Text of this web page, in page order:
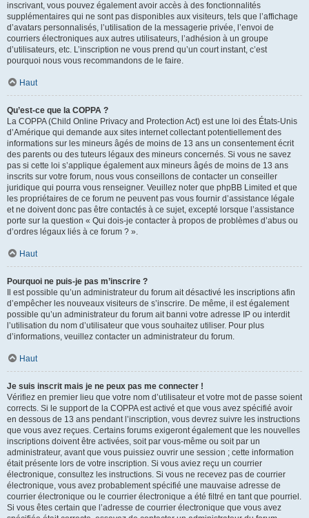
inscrivant, vous pouvez également avoir accès à des fonctionnalités
supplémentaires qui ne sont pas disponibles aux visiteurs, tels que l’affichage
d’avatars personnalisés, l’utilisation de la messagerie privée, l’envoi de
courriers électroniques aux autres utilisateurs, l’adhésion à un groupe
d’utilisateurs, etc. L’inscription ne vous prend qu’un court instant, c’est
pourquoi nous vous recommandons de le faire.
Haut
Qu’est-ce que la COPPA ?
La COPPA (Child Online Privacy and Protection Act) est une loi des États-Unis
d’Amérique qui demande aux sites internet collectant potentiellement des
informations sur les mineurs âgés de moins de 13 ans un consentement écrit
des parents ou des tuteurs légaux des mineurs concernés. Si vous ne savez
pas si cette loi s’applique également aux mineurs âgés de moins de 13 ans
inscrits sur votre forum, nous vous conseillons de contacter un conseiller
juridique qui pourra vous renseigner. Veuillez noter que phpBB Limited et que
les propriétaires de ce forum ne peuvent pas vous fournir d’assistance légale
et ne doivent donc pas être contactés à ce sujet, excepté lorsque l’assistance
porte sur la question « Qui dois-je contacter à propos de problèmes d’abus ou
d’ordres légaux liés à ce forum ? ».
Haut
Pourquoi ne puis-je pas m’inscrire ?
Il est possible qu’un administrateur du forum ait désactivé les inscriptions afin
d’empêcher les nouveaux visiteurs de s’inscrire. De même, il est également
possible qu’un administrateur du forum ait banni votre adresse IP ou interdit
l’utilisation du nom d’utilisateur que vous souhaitez utiliser. Pour plus
d’informations, veuillez contacter un administrateur du forum.
Haut
Je suis inscrit mais je ne peux pas me connecter !
Vérifiez en premier lieu que votre nom d’utilisateur et votre mot de passe soient
corrects. Si le support de la COPPA est activé et que vous avez spécifié avoir
en dessous de 13 ans pendant l’inscription, vous devrez suivre les instructions
que vous avez reçues. Certains forums exigeront également que les nouvelles
inscriptions doivent être activées, soit par vous-même ou soit par un
administrateur, avant que vous puissiez ouvrir une session ; cette information
était présente lors de votre inscription. Si vous aviez reçu un courrier
électronique, consultez les instructions. Si vous ne recevez pas de courrier
électronique, vous avez probablement spécifié une mauvaise adresse de
courrier électronique ou le courrier électronique a été filtré en tant que pourriel.
Si vous êtes certain que l’adresse de courrier électronique que vous avez